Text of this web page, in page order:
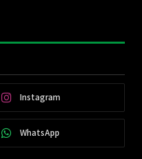
Instagram
WhatsApp